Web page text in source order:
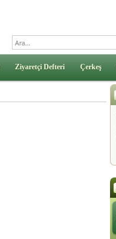
Ziyaretçi Defteri Çerkeş